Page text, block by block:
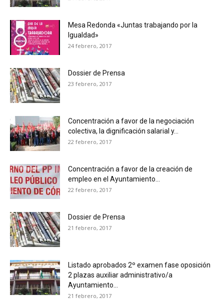
Mesa Redonda «Juntas trabajando por la
Igualdad»
24 febrero, 2017
Dossier de Prensa
23 febrero, 2017
Concentración a favor de la negociación
colectiva, la dignificación salarial y...
22 febrero, 2017
Concentración a favor de la creación de
empleo en el Ayuntamiento...
22 febrero, 2017
Dossier de Prensa
21 febrero, 2017
Listado aprobados 2º examen fase oposición
2 plazas auxiliar administrativo/a
Ayuntamiento...
21 febrero, 2017